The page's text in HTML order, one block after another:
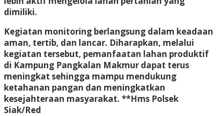
dimiliki.
Kegiatan monitoring berlangsung dalam keadaan
aman, tertib, dan lancar. Diharapkan, melalui
kegiatan tersebut, pemanfaatan lahan produktif
di Kampung Pangkalan Makmur dapat terus
meningkat sehingga mampu mendukung
ketahanan pangan dan meningkatkan
kesejahteraan masyarakat. **Hms Polsek
Siak/Red